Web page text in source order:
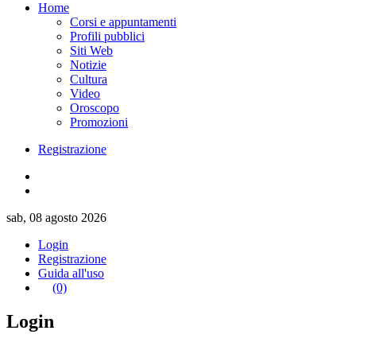
Home
Corsi e appuntamenti
Profili pubblici
Siti Web
Notizie
Cultura
Video
Oroscopo
Promozioni
Registrazione
sab, 08 agosto 2026
Login
Registrazione
Guida all'uso
(0)
Login